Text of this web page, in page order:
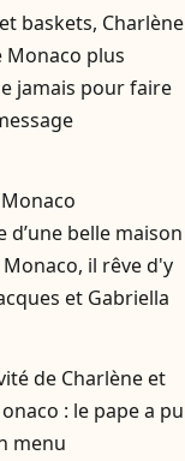
baskets, Charlène
Monaco plus
jamais pour faire
belle maison
il rêve d'y
et Gabriella
de Charlène et
: le pape a pu
menu